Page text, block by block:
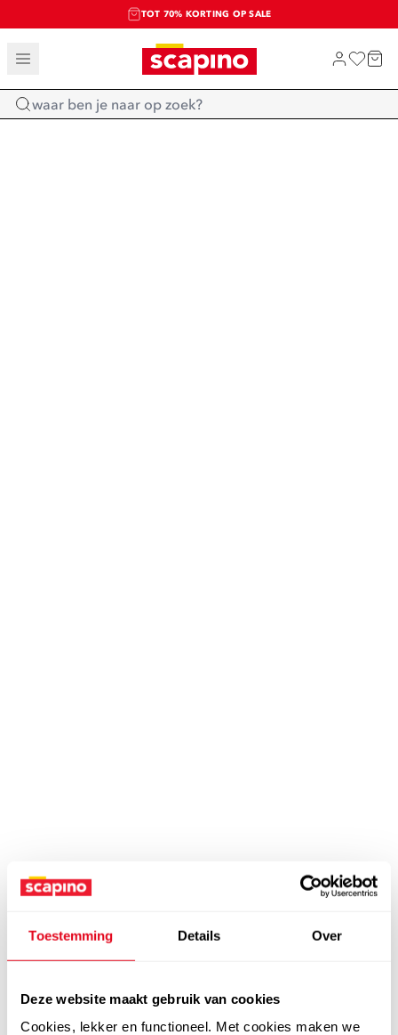
Toestemming Details Over
Deze website maakt gebruik van cookies
Cookies, lekker en functioneel. Met cookies maken we
TOT 70% KORTING OP SALE
SALE: LAATSTE KANS!
SHOP NIEUW
Home